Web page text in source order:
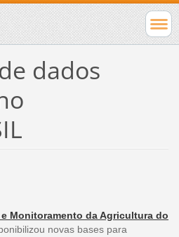
dados
Monitoramento da Agricultura do
novas bases para